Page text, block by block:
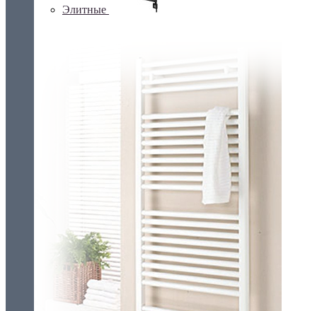
Элитные